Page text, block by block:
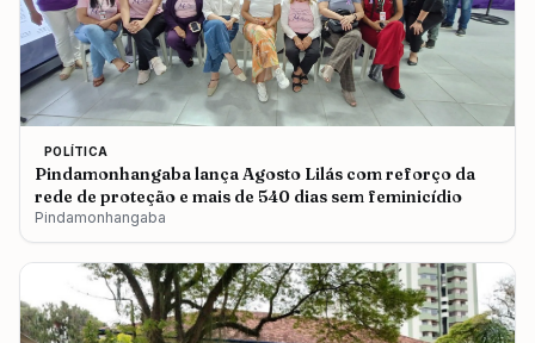
POLÍTICA
Pindamonhangaba lança Agosto Lilás com reforço da
rede de proteção e mais de 540 dias sem feminicídio
Pindamonhangaba